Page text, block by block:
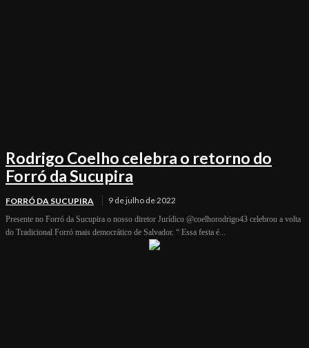
Rodrigo Coelho celebra o retorno do
Forró da Sucupira
FORRÓ DA SUCUPIRA 9 de julho de 2022
Presente no Forró da Sucupira o nosso diretor Jurídico @coelhorodrigo43 celebrou a volta
do Tradicional Forró mais democrático de Salvador. “ Essa festa é...